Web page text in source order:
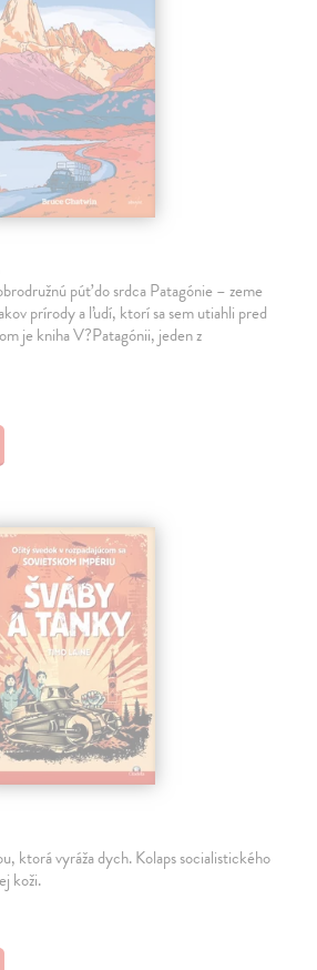
púť do srdca Patagónie – zeme
prírody a ľudí, ktorí sa sem utiahli pred
je kniha V?Patagónii, jeden z
ktorá vyráža dych. Kolaps socialistického
koži.